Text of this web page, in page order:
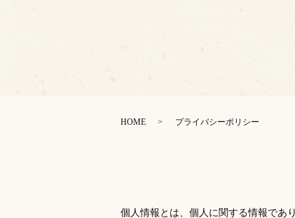
HOME プライバシーポリシー
個人情報とは、個人に関する情報であ